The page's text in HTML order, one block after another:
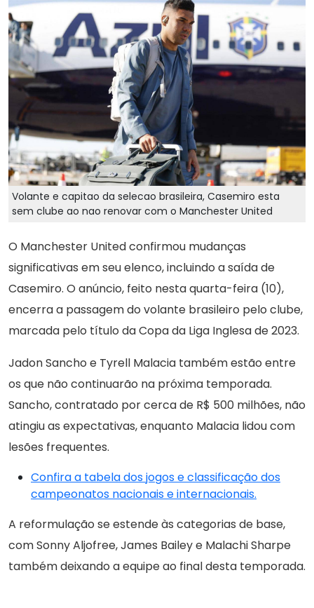
Volante e capitao da selecao brasileira, Casemiro esta
sem clube ao nao renovar com o Manchester United
O Manchester United confirmou mudanças
significativas em seu elenco, incluindo a saída de
Casemiro. O anúncio, feito nesta quarta-feira (10),
encerra a passagem do volante brasileiro pelo clube,
marcada pelo título da Copa da Liga Inglesa de 2023.
Jadon Sancho e Tyrell Malacia também estão entre
os que não continuarão na próxima temporada.
Sancho, contratado por cerca de R$ 500 milhões, não
atingiu as expectativas, enquanto Malacia lidou com
lesões frequentes.
Confira a tabela dos jogos e classificação dos
campeonatos nacionais e internacionais.
A reformulação se estende às categorias de base,
com Sonny Aljofree, James Bailey e Malachi Sharpe
também deixando a equipe ao final desta temporada.